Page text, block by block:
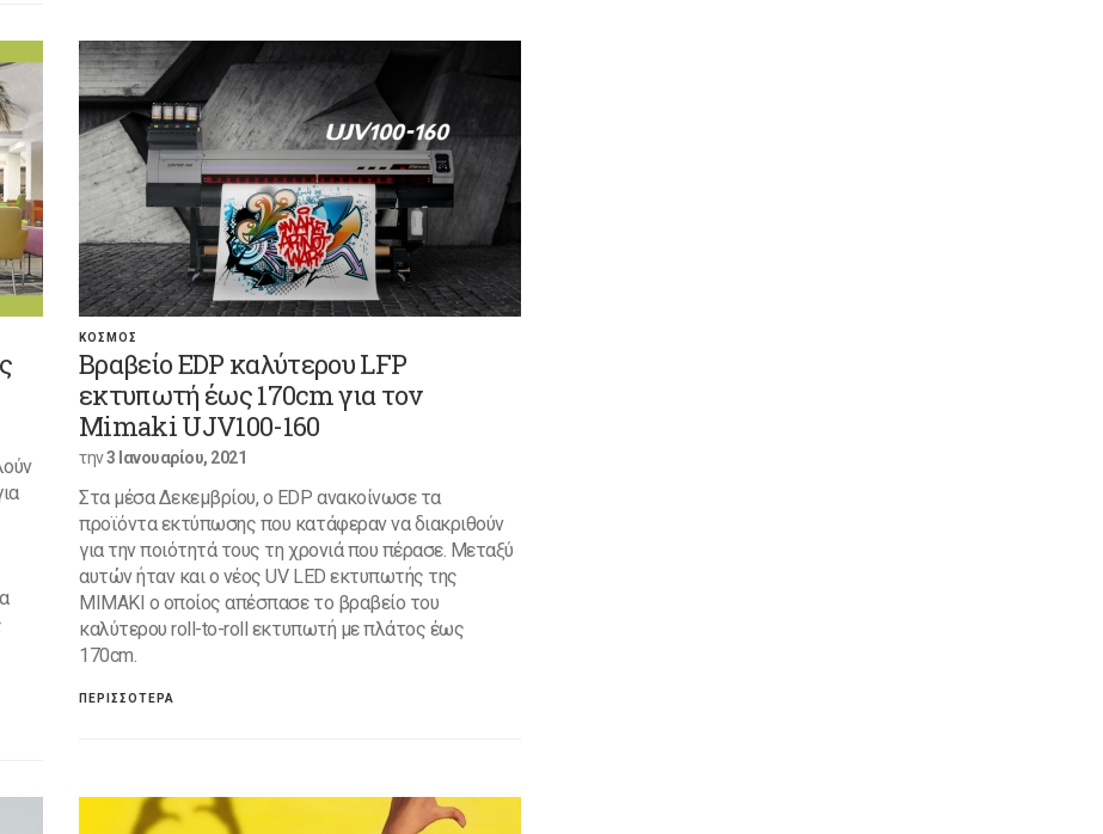
ΚΟΣΜΟΣ
Βραβείο EDP καλύτερου LFP
εκτυπωτή έως 170cm για τον
Mimaki UJV100-160
την3 Ιανουαρίου, 2021
Στα μέσα Δεκεμβρίου, ο EDP ανακοίνωσε τα
προϊόντα εκτύπωσης που κατάφεραν να διακριθούν
για την ποιότητά τους τη χρονιά που πέρασε. Μεταξύ
αυτών ήταν και ο νέος UV LED εκτυπωτής της
MIMAKI ο οποίος απέσπασε το βραβείο του
καλύτερου roll-to-roll εκτυπωτή με πλάτος έως
170cm.
ΠΕΡΙΣΣΟΤΕΡΑ